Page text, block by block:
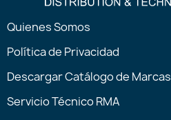
Quienes Somos
Política de Privacidad
Descargar Catálogo de Marcas
Servicio Técnico RMA